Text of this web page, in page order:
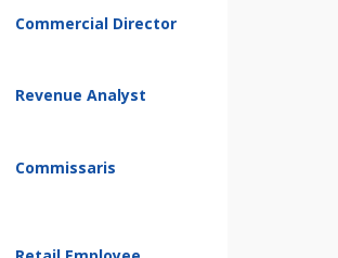
Commercial Director
Revenue Analyst
Commissaris